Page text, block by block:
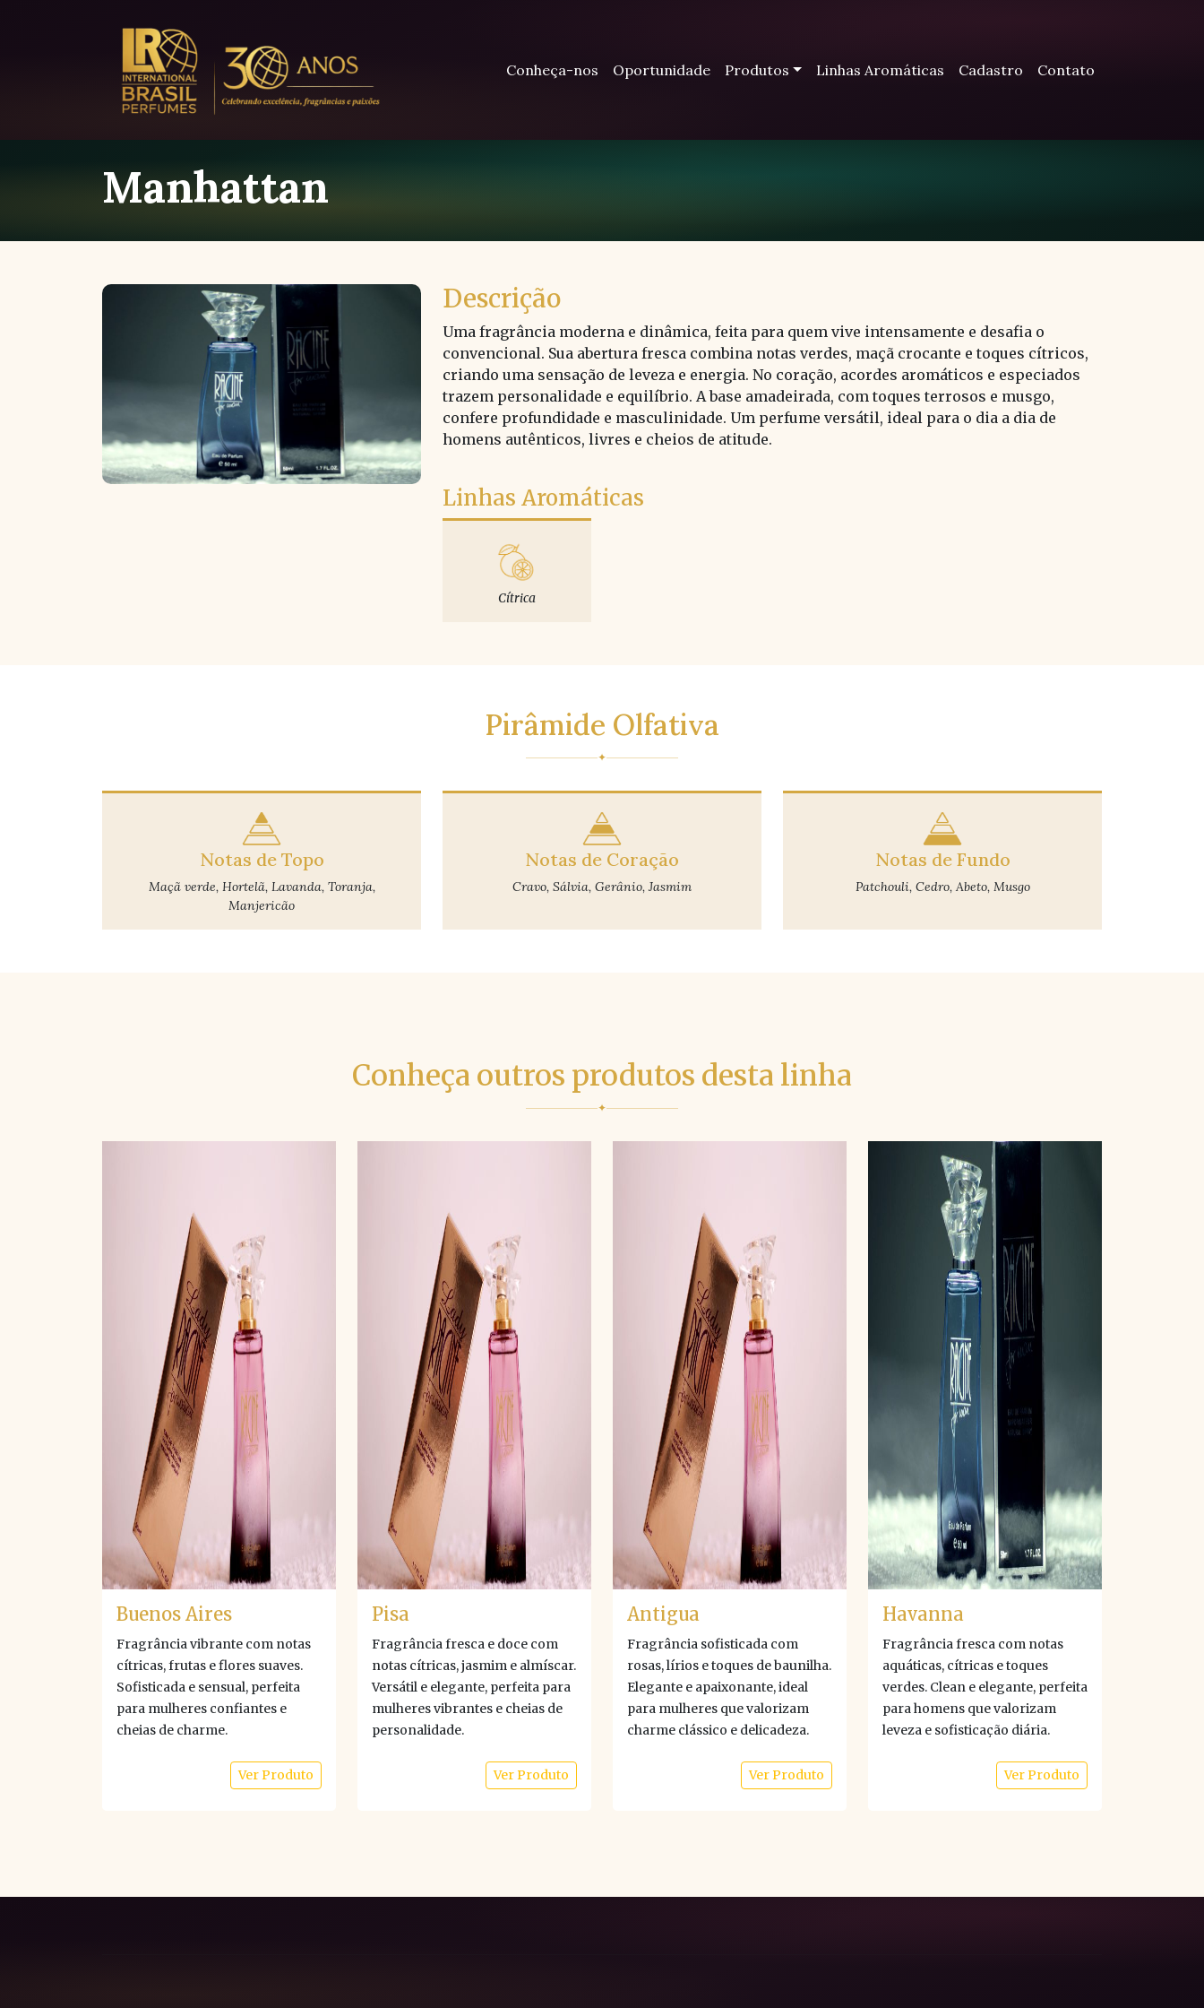
Conheça-nos Oportunidade Produtos Linhas Aromáticas Cadastro Contato
Manhattan
Descrição
Uma fragrância moderna e dinâmica, feita para quem vive intensamente e desafia o
convencional. Sua abertura fresca combina notas verdes, maçã crocante e toques cítricos,
criando uma sensação de leveza e energia. No coração, acordes aromáticos e especiados
trazem personalidade e equilíbrio. A base amadeirada, com toques terrosos e musgo,
confere profundidade e masculinidade. Um perfume versátil, ideal para o dia a dia de
homens autênticos, livres e cheios de atitude.
Linhas Aromáticas
Cítrica
Pirâmide Olfativa
✦
Notas de Topo
Maçã verde, Hortelã, Lavanda, Toranja,
Manjericão
Notas de Coração
Cravo, Sálvia, Gerânio, Jasmim
Notas de Fundo
Patchouli, Cedro, Abeto, Musgo
Conheça outros produtos desta linha
✦
Buenos Aires
Fragrância vibrante com notas
cítricas, frutas e flores suaves.
Sofisticada e sensual, perfeita
para mulheres confiantes e
cheias de charme.
Ver Produto
Pisa
Fragrância fresca e doce com
notas cítricas, jasmim e almíscar.
Versátil e elegante, perfeita para
mulheres vibrantes e cheias de
personalidade.
Ver Produto
Antigua
Fragrância sofisticada com
rosas, lírios e toques de baunilha.
Elegante e apaixonante, ideal
para mulheres que valorizam
charme clássico e delicadeza.
Ver Produto
Havanna
Fragrância fresca com notas
aquáticas, cítricas e toques
verdes. Clean e elegante, perfeita
para homens que valorizam
leveza e sofisticação diária.
Ver Produto